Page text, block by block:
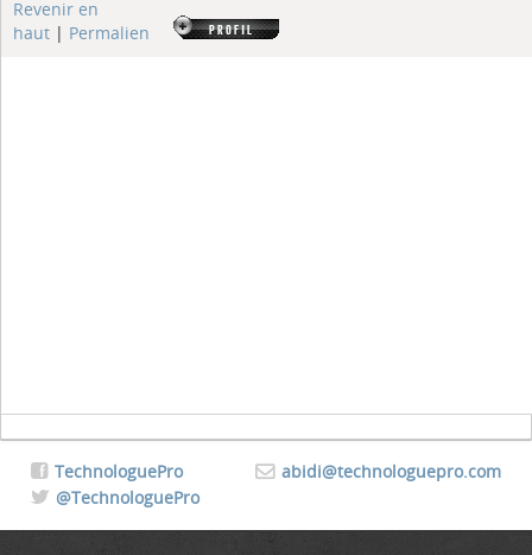
Revenir en
haut | Permalien
abidi@technologuepro.com
TechnologuePro
@TechnologuePro